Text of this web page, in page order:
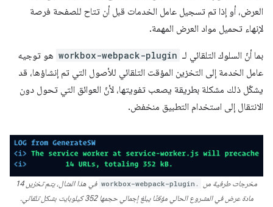
العرض، أو إذا تم تسجيل عامل الخدمات قبل أن تتاح للصفحة فرصة
لإنهاء تحميل مواد العرض المهمة.
بما أنّ السلوك التلقائي لـ workbox-webpack-plugin هو توجيه
عامل الخدمة إلى التخزين المؤقت التلقائي للأصول التي تم إنشاؤها، قد
يشكّل ذلك مشكلة بطريقة يصعب تفويتها، لأنّ العوائق التي تحول دون
الانتقال إلى استخدام التطبيق منخفض.
مخرجات طرفية من workbox-webpack-plugin.
في هذا المثال، يتم تخزين 14
مادة عرض في المشروع الحالي مؤقتًا يبلغ إجمالي حجمها 352 كيلوبايت بشكل تلقائي.